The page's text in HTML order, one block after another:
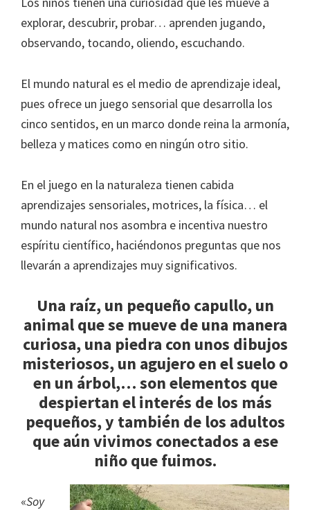
explorar, descubrir, probar… aprenden jugando,
observando, tocando, oliendo, escuchando.
El mundo natural es el medio de aprendizaje ideal,
pues ofrece un juego sensorial que desarrolla los
cinco sentidos, en un marco donde reina la armonía,
belleza y matices como en ningún otro sitio.
En el juego en la naturaleza tienen cabida
aprendizajes sensoriales, motrices, la física… el
mundo natural nos asombra e incentiva nuestro
espíritu científico, haciéndonos preguntas que nos
llevarán a aprendizajes muy significativos.
Una raíz, un pequeño capullo, un
animal que se mueve de una manera
curiosa, una piedra con unos dibujos
misteriosos, un agujero en el suelo o
en un árbol,… son elementos que
despiertan el interés de los más
pequeños, y también de los adultos
que aún vivimos conectados a ese
niño que fuimos.
«Soy